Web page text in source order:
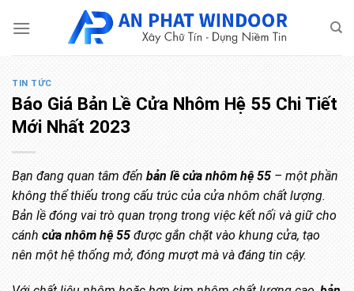
qua
dung
TIN TỨC
Báo Giá Bản Lề Cửa Nhôm Hệ 55 Chi Tiết
Mới Nhất 2023
Bạn đang quan tâm đến bản lề cửa nhôm hệ 55 – một phần
không thể thiếu trong cấu trúc của cửa nhôm chất lượng.
Bản lề đóng vai trò quan trọng trong việc kết nối và giữ cho
cánhcửa nhôm hệ 55 được gắn chặt vào khung cửa, tạo
nên một hệ thống mở, đóng mượt mà và đáng tin cậy.